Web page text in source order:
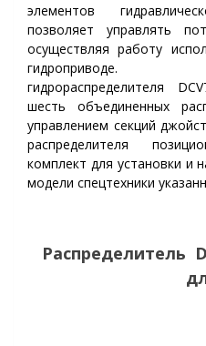
элементов
позволяет управлять
осуществляя работу
гидрораспределителя
шесть объединенных
управлением секций
распределителя
комплект для установки и
модели спецтехники
Распределитель